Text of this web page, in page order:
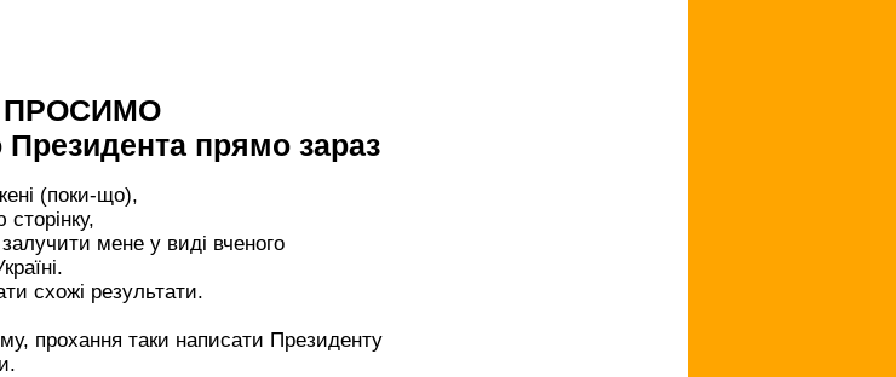
ПРОСИМО
Президента прямо зараз
(поки-що),
мене у виді вченого
схожі результати.
прохання таки написати Президенту